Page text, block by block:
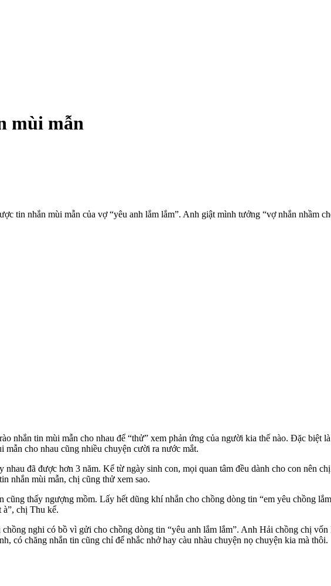
mùi mẫn
tin nhắn mùi mẫn của vợ “yêu anh lắm lắm”. Anh giật mình tưởng “vợ nhắn nhầm
nhắn tin mùi mẫn cho nhau để “thử” xem phản ứng của người kia thế nào. Đặc biệt
cho nhau cũng nhiều chuyện cười ra nước mắt.
đã được hơn 3 năm. Kể từ ngày sinh con, mọi quan tâm đều dành cho con nên
nhắn mùi mẫn, chị cũng thử xem sao.
thấy ngượng mồm. Lấy hết dũng khí nhắn cho chồng dòng tin “em yêu chồng
à”, chị Thu kể.
nghi có bồ vì gửi cho chồng dòng tin “yêu anh lắm lắm”. Anh Hải chồng chị
có chăng nhắn tin cũng chỉ để nhắc nhở hay càu nhàu chuyện nọ chuyện kia mà thôi.